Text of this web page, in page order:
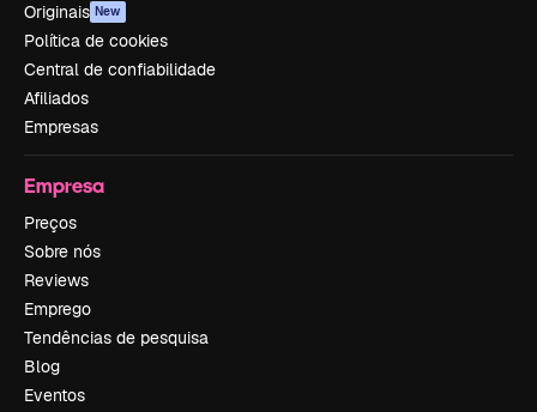
Originais New
Política de cookies
Central de confiabilidade
Afiliados
Empresas
Empresa
Preços
Sobre nós
Reviews
Emprego
Tendências de pesquisa
Blog
Eventos